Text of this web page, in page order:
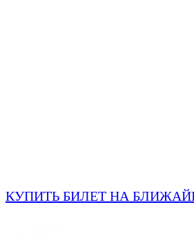
КУПИТЬ БИЛЕТ НА